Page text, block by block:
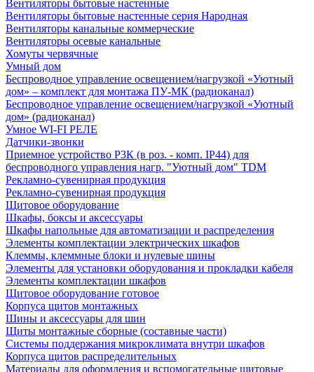
Вентиляторы бытовые настенные
Вентиляторы бытовые настенные серия Народная
Вентиляторы канальные коммерческие
Вентиляторы осевые канальные
Хомуты червячные
Умный дом
Беспроводное управление освещением/нагрузкой «Уютный
дом» – комплект для монтажа ПУ-МК (радиоканал)
Беспроводное управление освещением/нагрузкой «Уютный
дом» (радиоканал)
Умное WI-FI РЕЛЕ
Датчики-звонки
Приемное устройство Р3К (в роз. - комп. IP44) для
беспроводного управления нагр. "Уютный дом" TDM
Рекламно-сувенирная продукция
Рекламно-сувенирная продукция
Щитовое оборудование
Шкафы, боксы и аксессуары
Шкафы напольные для автоматизации и распределения
Элементы комплектации электрических шкафов
Клеммы, клеммные блоки и нулевые шины
Элементы для установки оборудования и прокладки кабеля
Элементы комплектации шкафов
Щитовое оборудование готовое
Корпуса щитов монтажных
Шины и аксессуары для шин
Щиты монтажные сборные (составные части)
Системы поддержания микроклимата внутри шкафов
Корпуса щитов распределительных
Материалы для оформления и вспомогательные щитовые